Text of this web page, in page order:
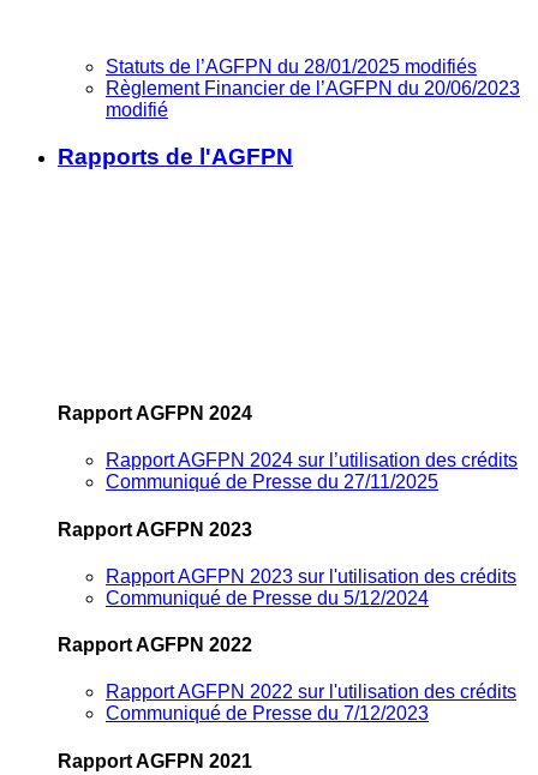
Statuts de l’AGFPN du 28/01/2025 modifiés
Règlement Financier de l’AGFPN du 20/06/2023
modifié
Rapports de l'AGFPN
Rapport AGFPN 2024
Rapport AGFPN 2024 sur l’utilisation des crédits
Communiqué de Presse du 27/11/2025
Rapport AGFPN 2023
Rapport AGFPN 2023 sur l'utilisation des crédits
Communiqué de Presse du 5/12/2024
Rapport AGFPN 2022
Rapport AGFPN 2022 sur l'utilisation des crédits
Communiqué de Presse du 7/12/2023
Rapport AGFPN 2021